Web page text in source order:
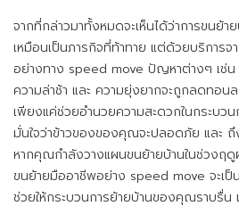
จากที่กล่าวมาทั้งหมดจะเห็นได้ว่าการขนย้า
เหมือนเป็นภารกิจที่ท้าทาย แต่ด้วยบริการ
อย่างทาง speed move ปัญหาต่างๆ เช่น
ความล่าช้า และ ความยุ่งยากจะถูกลดทอน
เพียงแค่ช่วยอำนวยความสะดวกในกระบว
มั่นใจว่าข้าวของของคุณจะปลอดภัย และ
หากคุณกำลังวางแผนขนย้ายบ้านในช่วงฤดู
ขนย้ายมืออาชีพอย่าง speed move จะเป็
ช่วยให้กระบวนการย้ายบ้านของคุณราบรื่น